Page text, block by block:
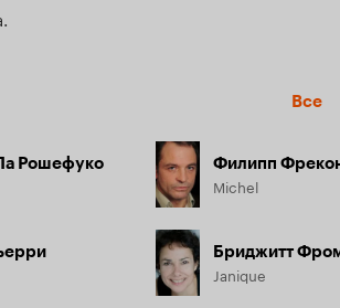
Все
Рошефуко Филипп
Michel
Бриджитт
Janique